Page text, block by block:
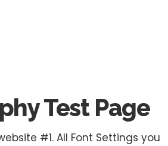
Test Page
#1. All Font Settings you